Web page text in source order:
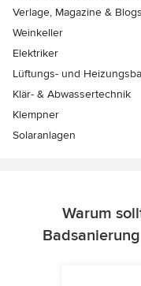
Verlage, Magazine & Blogs
Weinkeller
Elektriker
Lüftungs- und
Klär- & Abwassertechnik
Klempner
Solaranlagen
Warum